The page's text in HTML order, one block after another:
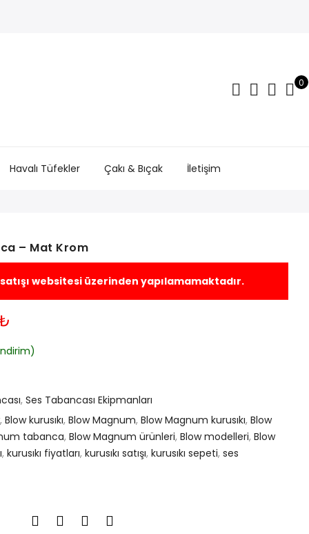
0
Havalı Tüfekler Çakı & Bıçak İletişim
– Mat Krom
websitesi üzerinden yapılamamaktadır.
fiyat:
, Ses Tabancası Ekipmanları
, Blow kurusıkı, Blow Magnum, Blow Magnum kurusıkı, Blow
tabanca, Blow Magnum ürünleri, Blow modelleri, Blow
, kurusıkı fiyatları, kurusıkı satışı, kurusıkı sepeti, ses